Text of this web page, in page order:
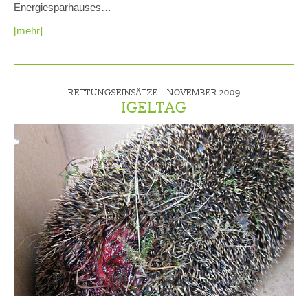
Energiesparhauses…
[mehr]
RETTUNGSEINSÄTZE – NOVEMBER 2009
IGELTAG